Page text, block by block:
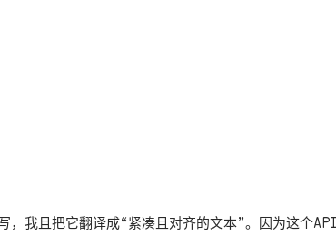
，我且把它翻译成“紧凑且对齐的文本”。因为这个